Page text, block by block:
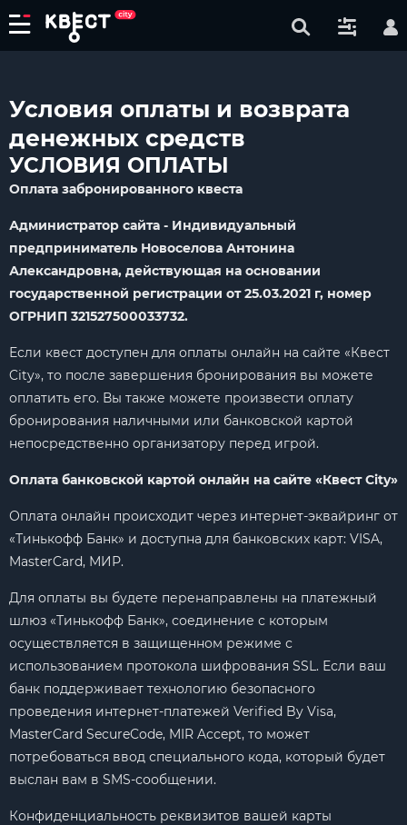
Условия оплаты и возврата
денежных средств
УСЛОВИЯ ОПЛАТЫ
Оплата забронированного квеста
Администратор сайта - Индивидуальный
предприниматель Новоселова Антонина
Александровна, действующая на основании
государственной регистрации от 25.03.2021 г, номер
OГPНИП 321527500033732.
Если квест доступен для оплаты онлайн на сайте «Квест
City», то после завершения бронирования вы можете
оплатить его. Вы также можете произвести оплату
бронирования наличными или банковской картой
непосредственно организатору перед игрой.
Оплата банковской картой онлайн на сайте «Квест City»
Оплата онлайн происходит через интернет-эквайринг от
«Тинькофф Банк» и доступна для банковских карт: VISA,
MasterCard, МИР.
Для оплаты вы будете перенаправлены на платежный
шлюз «Тинькофф Банк», соединение с которым
осуществляется в защищенном режиме с
использованием протокола шифрования SSL. Если ваш
банк поддерживает технологию безопасного
проведения интернет-платежей Verified By Visa,
MasterCard SecureCode, MIR Accept, то может
потребоваться ввод специального кода, который будет
выслан вам в SMS-сообщении.
Конфиденциальность реквизитов вашей карты